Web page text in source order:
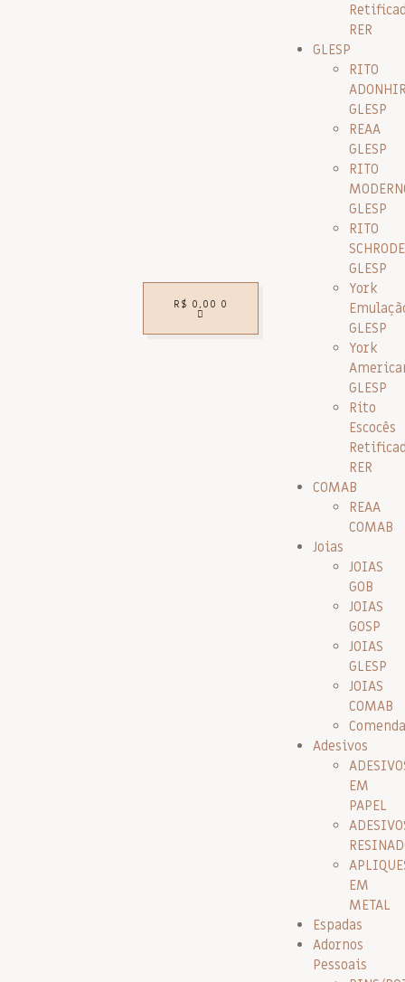
R$ 0,00 0
RER
GLESP
RITO
GLESP
REAA
GLESP
RITO
GLESP
RITO
GLESP
York
GLESP
York
GLESP
Rito
Escocês
RER
COMAB
REAA
COMAB
Joias
JOIAS
GOB
JOIAS
GOSP
JOIAS
GLESP
JOIAS
COMAB
Adesivos
EM
PAPEL
EM
METAL
Espadas
Adornos
Pessoais